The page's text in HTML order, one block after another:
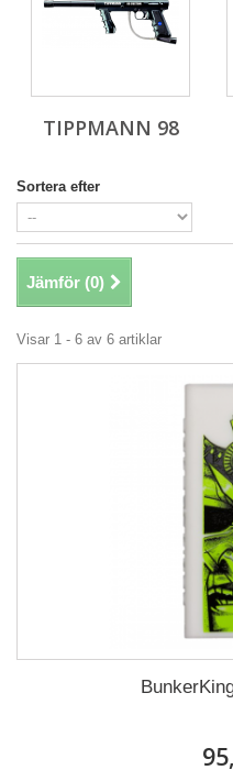
TIPPMANN 98
Sortera efter
Jämför (0)
Visar 1 - 6 av 6 artiklar